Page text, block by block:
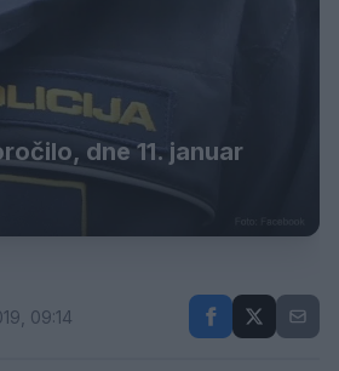
dne 11. januar
09:14